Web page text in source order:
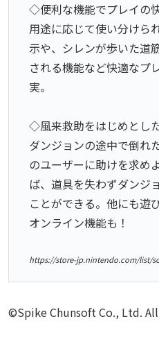
◇便利な機能でプレイの
用途に応じて使い分けら
示や、シレンが歩いた道
される機能など快適なプ
実。
◇風来救助をはじめとし
ダンジョンの途中で倒れ
のユーザーに助けを求め
ば、道具を失わずダンジ
ことができる。他にも遊
オンライン機能も！
https://store-jp.nintendo.com/list/
©Spike Chunsoft Co., Ltd.